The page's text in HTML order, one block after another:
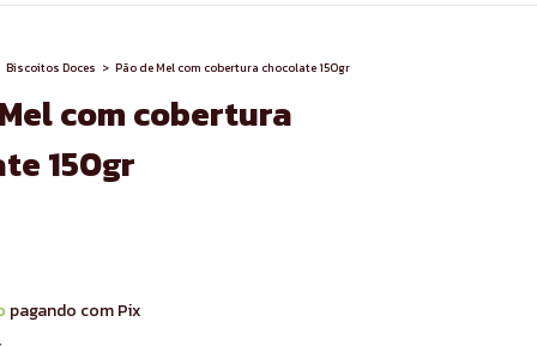
Biscoitos Doces > Pão de Mel com cobertura chocolate 150gr
com cobertura
150gr
pagando com Pix